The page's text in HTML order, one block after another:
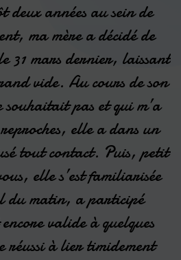
deux années au sein de
ma mère a décidé de
31 mars dernier, laissant
vide. Au cours de son
souhaitait pas et qui m’a
elle a dans un
tout contact. Puis, petit
elle s’est familiarisée
du matin, a participé
valide à quelques
réussi à lier timidement